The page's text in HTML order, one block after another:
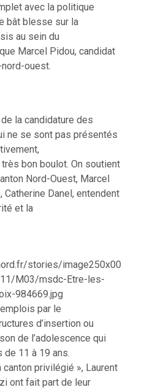
avec la politique
bât blesse sur la
au sein du
Marcel Pidou, candidat
ouest.
la candidature des
ne se sont pas présentés
bon boulot. On soutient
Nord-Ouest, Marcel
Danel, entendent
et la
par le
d’insertion ou
de l’adolescence qui
de 11 à 19 ans.
canton privilégié », Laurent
ont fait part de leur